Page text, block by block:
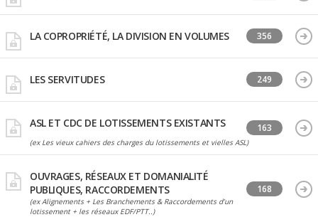
LA COPROPRIÉTÉ, LA DIVISION EN VOLUMES 356
LES SERVITUDES 249
ASL ET CDC DE LOTISSEMENTS EXISTANTS
(ex Les vieux cahiers des charges du lotissements et vielles ASL)
163
OUVRAGES, RÉSEAUX ET DOMANIALITÉ
PUBLIQUES, RACCORDEMENTS
(ex Alignements + Les Branchements & Raccordements d’un
lotissement + les réseaux EDF/PTT..)
168